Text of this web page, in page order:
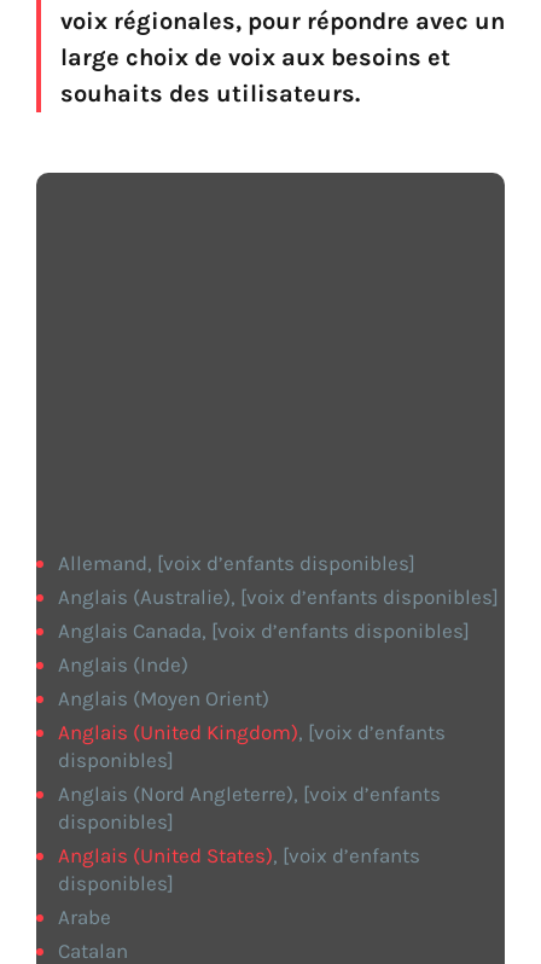
Go !
voix régionales, pour répondre avec un
large choix de voix aux besoins et
souhaits des utilisateurs.
Allemand, [voix d’enfants disponibles]
Anglais (Australie), [voix d’enfants disponibles]
Anglais Canada, [voix d’enfants disponibles]
Anglais (Inde)
Anglais (Moyen Orient)
Anglais (United Kingdom), [voix d’enfants
disponibles]
Anglais (Nord Angleterre), [voix d’enfants
disponibles]
Anglais (United States), [voix d’enfants
disponibles]
Arabe
Catalan